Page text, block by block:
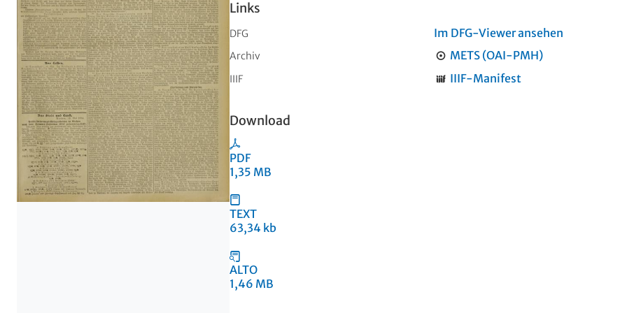
Links
DFG Im DFG-Viewer ansehen
Archiv METS (OAI-PMH)
IIIF IIIF-Manifest
Download
PDF
1,35 MB
TEXT
63,34 kb
ALTO
1,46 MB